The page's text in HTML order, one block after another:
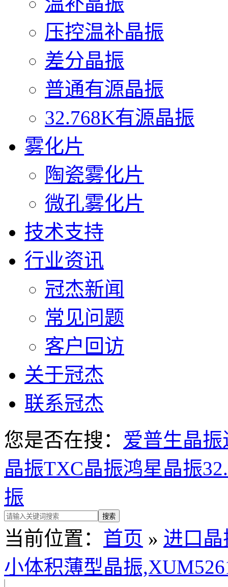
压控温补晶振
差分晶振
普通有源晶振
32.768K有源晶振
雾化片
陶瓷雾化片
微孔雾化片
技术支持
行业资讯
冠杰新闻
常见问题
客户回访
关于冠杰
联系冠杰
您是否在搜： 爱普生晶振
晶振TXC晶振鸿星晶振
振
当前位置： 首页 » 进口晶
小体积薄型晶振